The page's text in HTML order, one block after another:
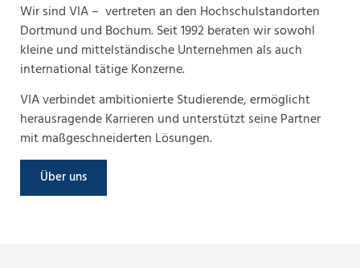
Wir sind VIA – vertreten an den Hochschulstandorten
Dortmund und Bochum. Seit 1992 beraten wir sowohl
kleine und mittel­ständische Unter­nehmen als auch
international tätige Konzerne.
VIA verbindet ambitionierte Studierende, ermöglicht
herausragende Karrieren und unterstützt seine Partner
mit maßgeschneiderten Lösungen.
Über uns